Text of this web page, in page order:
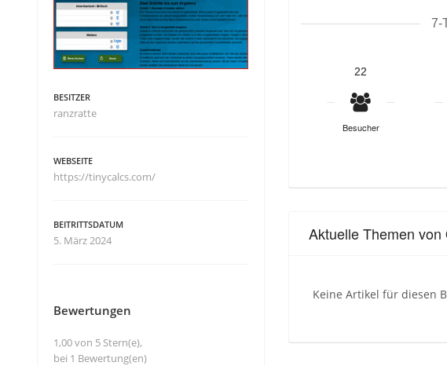
7-
22
Besucher
Aktuelle Themen
Keine Artikel für diesen
BESITZER
ranzratte
WEBSEITE
https://tinycalcs.com/
BEITRITTSDATUM
5. März 2024
Bewertungen
1,00 von 5 Stern(e),
bei 1 Bewertung(en)